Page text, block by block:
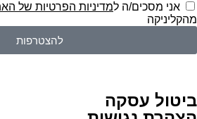
אני מסכים/ה למדיניות הפרטיות של
מהקליניקה
להצטרפות
ביטול עסקה